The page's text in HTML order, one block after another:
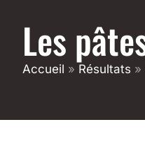
Les
Accueil » Résultats »